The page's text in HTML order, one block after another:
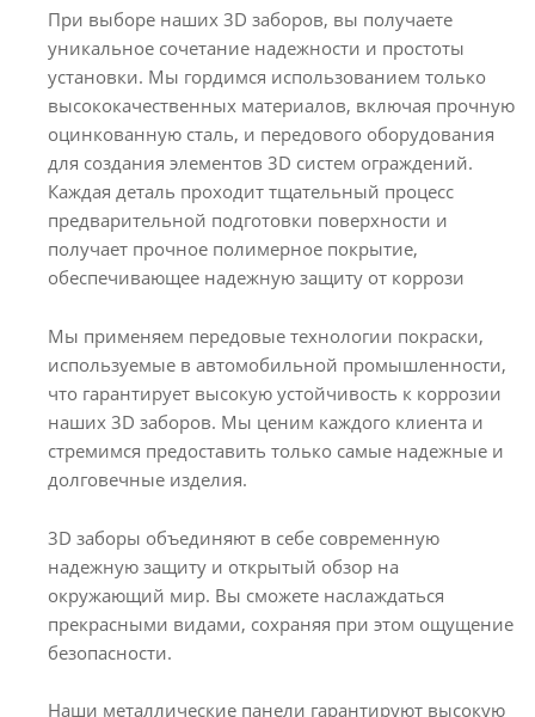
При выборе наших 3D заборов, вы получаете
уникальное сочетание надежности и простоты
установки. Мы гордимся использованием только
высококачественных материалов, включая прочную
оцинкованную сталь, и передового оборудования
для создания элементов 3D систем ограждений.
Каждая деталь проходит тщательный процесс
предварительной подготовки поверхности и
получает прочное полимерное покрытие,
обеспечивающее надежную защиту от коррози
Мы применяем передовые технологии покраски,
используемые в автомобильной промышленности,
что гарантирует высокую устойчивость к коррозии
наших 3D заборов. Мы ценим каждого клиента и
стремимся предоставить только самые надежные и
долговечные изделия.
3D заборы объединяют в себе современную
надежную защиту и открытый обзор на
окружающий мир. Вы сможете наслаждаться
прекрасными видами, сохраняя при этом ощущение
безопасности.
Наши металлические панели гарантируют высокую